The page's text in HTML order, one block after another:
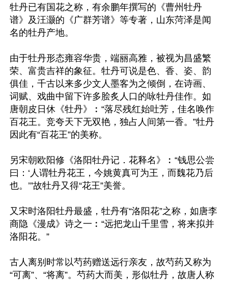
牡丹已有国花之称，有余鹏年撰写的《曹州牡丹
谱》及汪灏的《广群芳谱》等专著，山东菏泽是闻
名的牡丹产地。
由于牡丹形态雍容华贵，端丽高雅，被视为昌盛繁
荣、富贵吉祥的象征。牡丹可说是色、香、姿、韵
俱佳，千古以来多少文人墨客为之倾倒，在诗画、
词赋、戏曲中留下许多脍炙人口的咏牡丹佳作。如
唐朝皮日休《牡丹》︰“落尽残红始吐芳，佳名唤作
百花王。竞夸天下无双艳，独占人间第一香。”牡丹
因此有“百花王”的美称。
另宋朝欧阳修《洛阳牡丹记．花释名》︰“钱思公尝
曰：‘人谓牡丹花王，今姚黄真可为王，而魏花乃后
也。’”故牡丹又得“花王”美誉。
又宋时洛阳牡丹最盛，牡丹有“洛阳花”之称，如唐李
商隐《漫成》诗之一︰“远把龙山千里雪，将来拟并
洛阳花。”
古人离别时常以芍药赠送远行亲友，故芍药又称为
“可离”、“将离”。芍药大而美，形似牡丹，故唐人称